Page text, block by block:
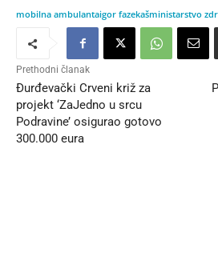
mobilna ambulantaigor fazekašministarstvo
Prethodni članak
Đurđevački Crveni križ za
projekt ‘ZaJedno u srcu
Podravine’ osigurao gotovo
300.000 eura